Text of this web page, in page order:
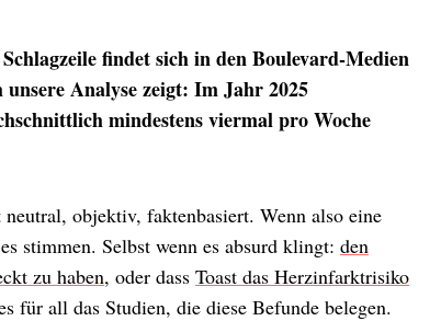
findet sich in den Boulevard-Medien
Analyse zeigt: Im Jahr 2025
mindestens viermal pro Woche
objektiv, faktenbasiert. Wenn also eine
stimmen. Selbst wenn es absurd klingt: den
zu haben, oder dass Toast das Herzinfarktrisiko
für all das Studien, die diese Befunde belegen.